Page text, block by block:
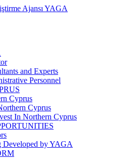
and Experts
Personnel
Cyprus
Cyprus
In Northern Cyprus
Developed by YAGA